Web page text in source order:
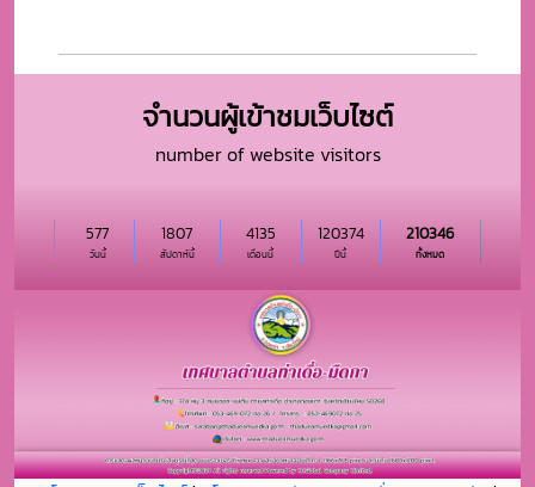
จำนวนผู้เข้าชมเว็บไซต์
number of website visitors
วันนี้
577
สัปดาห์นี้
1807
เดือนนี้
4135
ปีนี้
120374
ทั้งหมด
210346